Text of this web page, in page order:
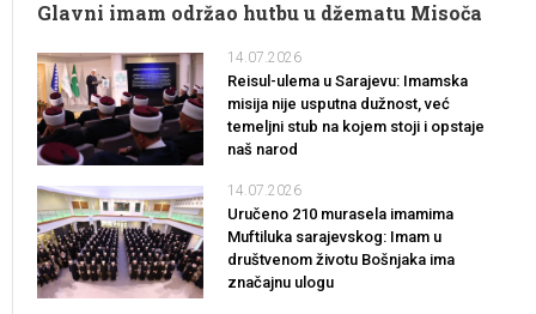
Glavni imam održao hutbu u džematu Misoča
14.07.2026
Reisul-ulema u Sarajevu: Imamska
misija nije usputna dužnost, već
temeljni stub na kojem stoji i opstaje
naš narod
14.07.2026
Uručeno 210 murasela imamima
Muftiluka sarajevskog: Imam u
društvenom životu Bošnjaka ima
značajnu ulogu